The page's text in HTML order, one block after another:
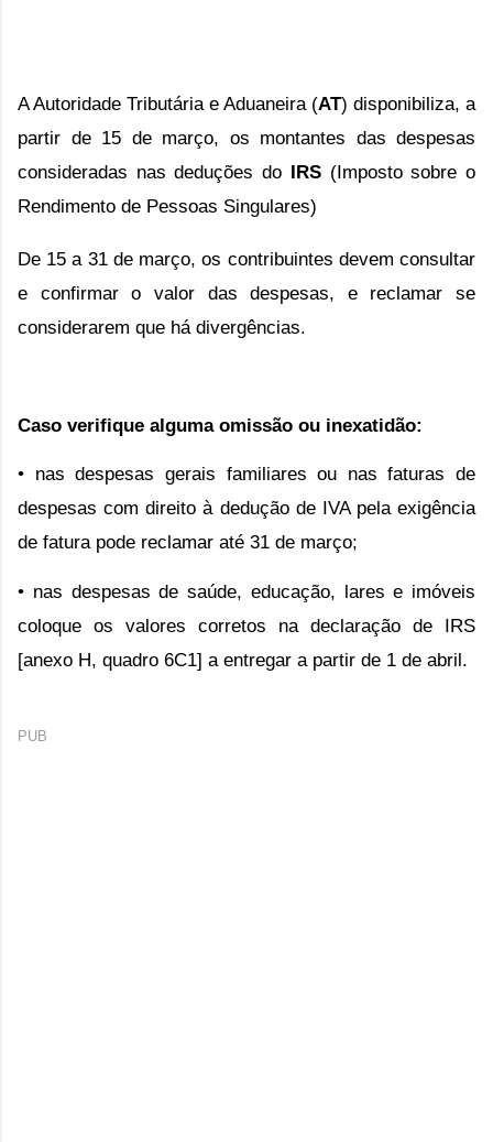
A Autoridade Tributária e Aduaneira (AT) disponibiliza, a
partir de 15 de março, os montantes das despesas
consideradas nas deduções do IRS (Imposto sobre o
Rendimento de Pessoas Singulares)
De 15 a 31 de março, os contribuintes devem consultar
e confirmar o valor das despesas, e reclamar se
considerarem que há divergências.
Caso verifique alguma omissão ou inexatidão:
• nas despesas gerais familiares ou nas faturas de
despesas com direito à dedução de IVA pela exigência
de fatura pode reclamar até 31 de março;
• nas despesas de saúde, educação, lares e imóveis
coloque os valores corretos na declaração de IRS
[anexo H, quadro 6C1] a entregar a partir de 1 de abril.
PUB